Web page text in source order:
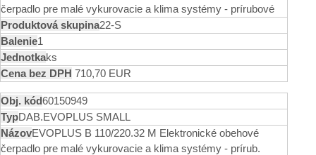
čerpadlo pre malé vykurovacie a klima systémy - prírubové
22-S
1
ks
710,70 EUR
60150949
DAB.EVOPLUS SMALL
EVOPLUS B 110/220.32 M Elektronické obehové
čerpadlo pre malé vykurovacie a klima systémy - prírub.